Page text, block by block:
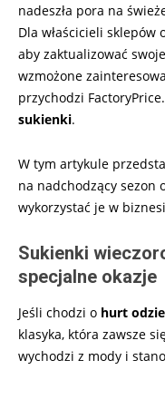
nadeszła pora na
Dla właścicieli
aby zaktualizować
wzmożone
przychodzi
sukienki.
W tym artykule
na nadchodzący sezon
wykorzystać je w
Sukienki
specjalne okazje
Jeśli chodzi o hurt
klasyka, która zawsze
wychodzi z mody i